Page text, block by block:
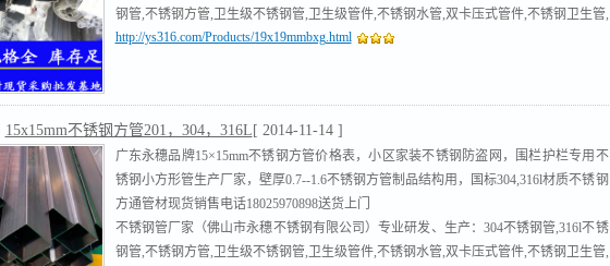
钢管,不锈钢方管,卫生级不锈钢管,卫生级管件,不锈钢水管,双卡压式管件,不锈钢卫生管,
不锈钢圆管,沟槽式管件,不锈钢工业流体管 [查看]
http://ys316.com/Products/19x19mmbxg.html
15x15mm不锈钢方管201，304，316L [ 2014-11-14 ]
广东永穗品牌15×15mm不锈钢方管价格表，小区家装不锈钢防盗网，围栏护栏专用不
锈钢小方形管生产厂家，壁厚0.7--1.6不锈钢方管制品结构用，国标304,316l材质不锈钢
方通管材现货销售电话18025970898送货上门
不锈钢管厂家（佛山市永穗不锈钢有限公司）专业研发、生产：304不锈钢管,316l不锈
钢管,不锈钢方管,卫生级不锈钢管,卫生级管件,不锈钢水管,双卡压式管件,不锈钢卫生管,